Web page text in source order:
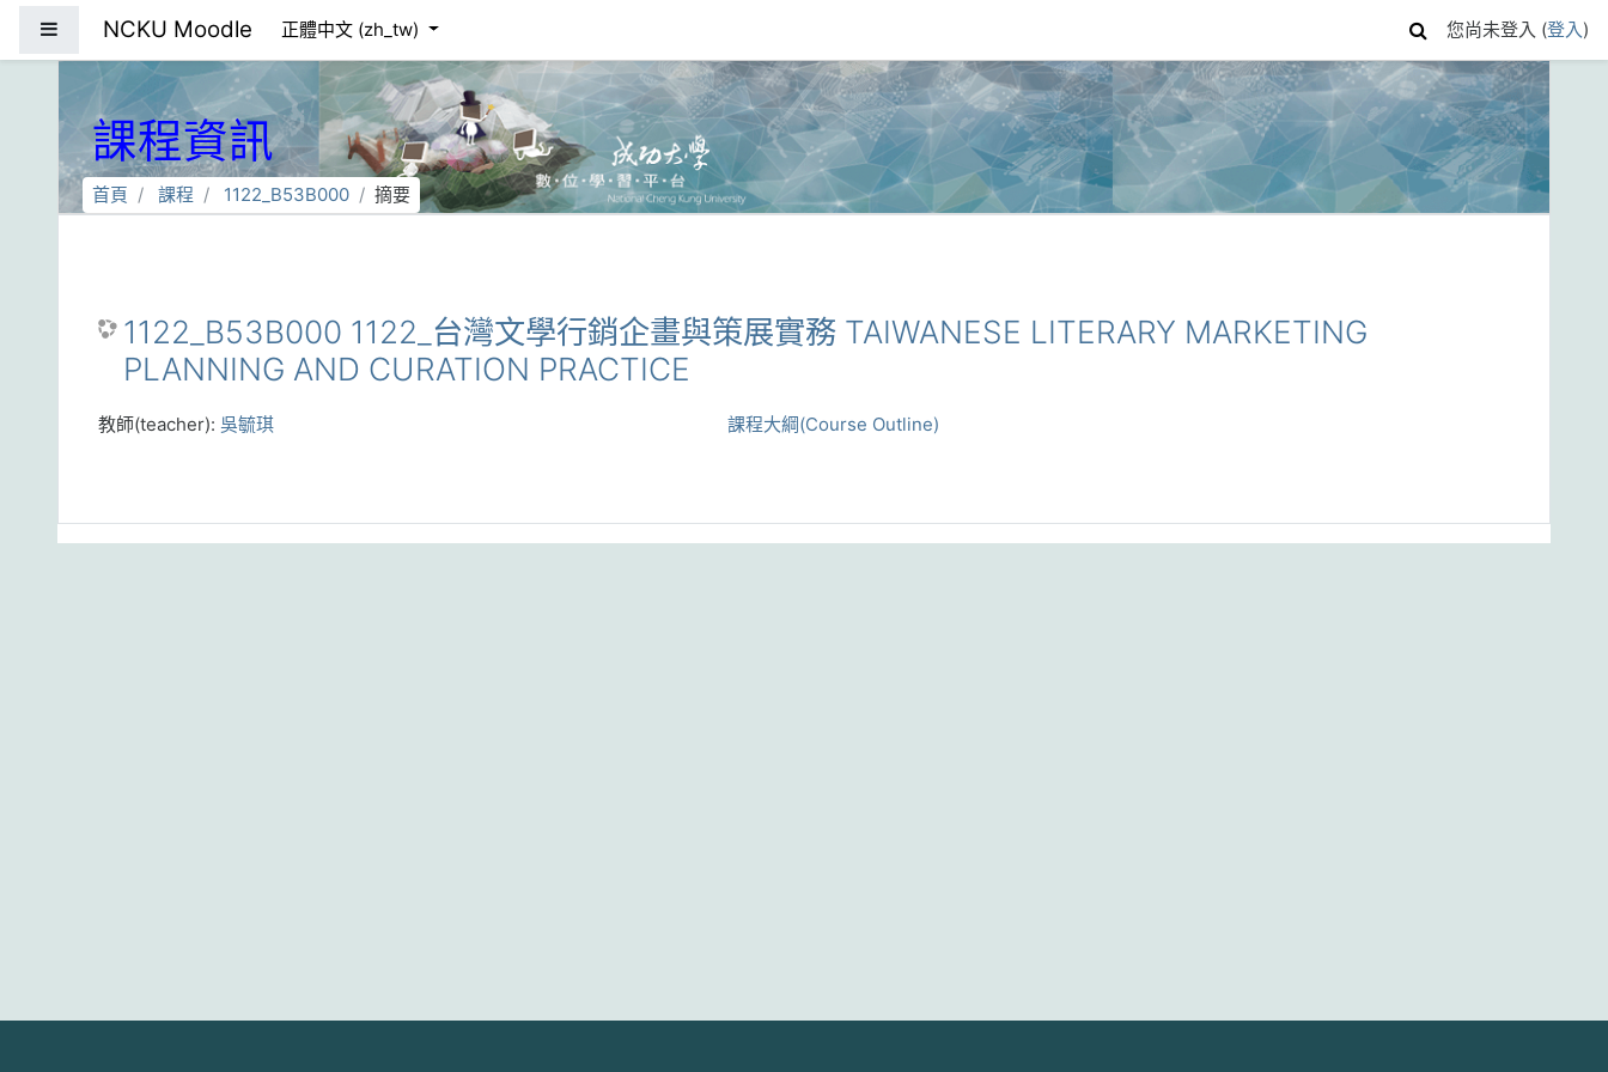
NCKU Moodle 正體中文 ‎(zh_tw)‎ 您尚未登入 (登入)
課程資訊
首頁 課程 1122_B53B000 摘要
1122_B53B000 1122_台灣文學行銷企畫與策展實務 TAIWANESE LITERARY MARKETING
PLANNING AND CURATION PRACTICE
課程大綱(Course Outline)
教師(teacher): 吳毓琪